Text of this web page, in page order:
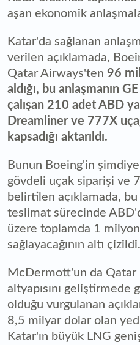
aşan ekonomik
Katar'da sağlanan
verilen açıklamada,
Qatar Airways'ten 96
aldığı, bu anlaşmanın
çalışan 210 adet ABD
Dreamliner ve 777X
kapsadığı aktarıldı.
Bunun Boeing'in
gövdeli uçak siparişi ve
belirtilen açıklamada,
teslimat sürecinde
üzere toplamda 1
sağlayacağının altı çizildi.
McDermott'un da
altyapısını geliştirmede
olduğu vurgulanan
8,5 milyar dolar olan
Katar'ın büyük LNG